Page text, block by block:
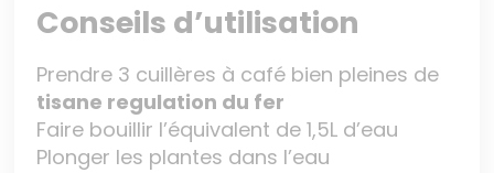
Conseils d’utilisation
Prendre 3 cuillères à café bien pleines de
tisane regulation du fer
Faire bouillir l’équivalent de 1,5L d’eau
Plonger les plantes dans l’eau